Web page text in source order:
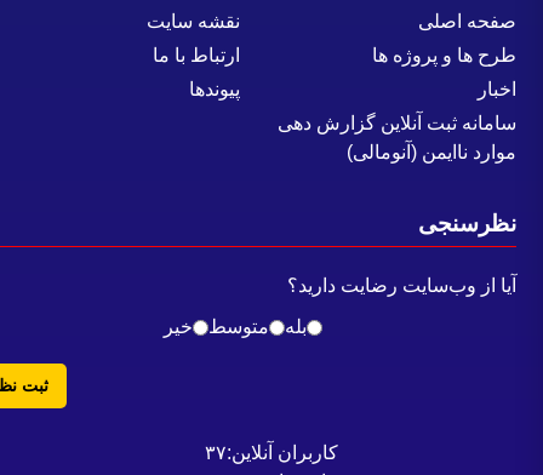
احجام کار
میزان سرمایه
کارفرما
اصلی
ها و پروژه ها
ثبت آنلاین گزارش دهی
ناایمن (آنومالی)
نقشه سایت
ارتباط با ما
پیوندها
از وب‌سایت رضایت دارید؟
بله
متوسط خیر
ثبت نظر
کاربران آنلاین:۳۷